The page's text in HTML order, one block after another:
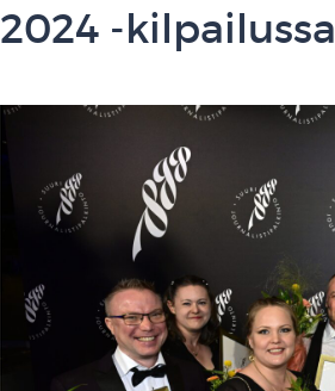
2024 -kilpailussa